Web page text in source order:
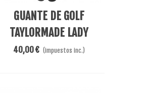
Añadir Al Carrito
GUANTE DE GOLF
TAYLORMADE LADY
COLD WEATHER
40,00 € (impuestos inc.)